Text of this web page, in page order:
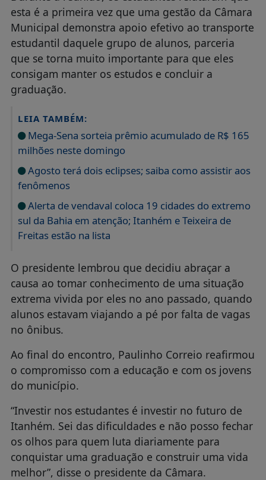
esta é a primeira vez que uma gestão da Câmara
Municipal demonstra apoio efetivo ao transporte
estudantil daquele grupo de alunos, parceria
que se torna muito importante para que eles
consigam manter os estudos e concluir a
graduação.
LEIA TAMBÉM:
Mega-Sena sorteia prêmio acumulado de R$ 165
milhões neste domingo
Agosto terá dois eclipses; saiba como assistir aos
fenômenos
Alerta de vendaval coloca 19 cidades do extremo
sul da Bahia em atenção; Itanhém e Teixeira de
Freitas estão na lista
O presidente lembrou que decidiu abraçar a
causa ao tomar conhecimento de uma situação
extrema vivida por eles no ano passado, quando
alunos estavam viajando a pé por falta de vagas
no ônibus.
Ao final do encontro, Paulinho Correio reafirmou
o compromisso com a educação e com os jovens
do município.
“Investir nos estudantes é investir no futuro de
Itanhém. Sei das dificuldades e não posso fechar
os olhos para quem luta diariamente para
conquistar uma graduação e construir uma vida
melhor”, disse o presidente da Câmara.